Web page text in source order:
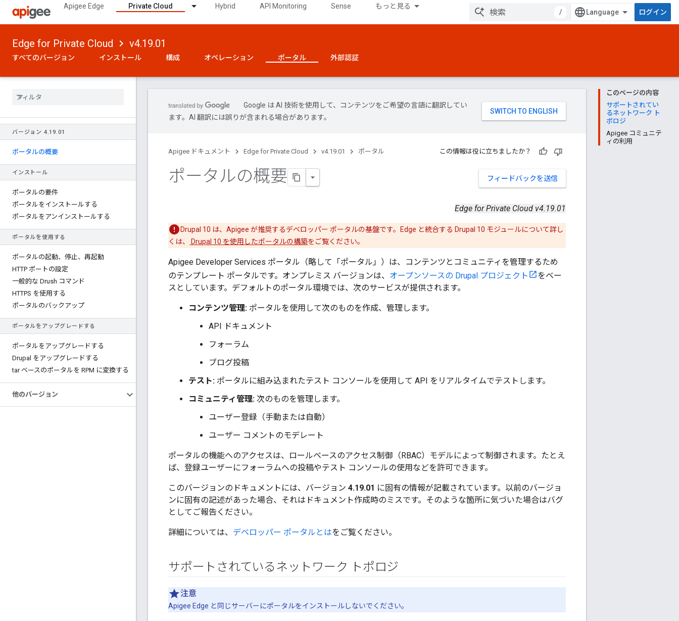
Apigee Edge Private Cloud Hybrid API Monitoring Sense もっと見る
/ ログイン
Edge for Private Cloud v4.19.01
すべてのバージョン インストール 構成 オペレーション ポータル 外部認証
バージョン 4.19.01
ポータルの概要
インストール
ポータルの要件
ポータルをインストールする
ポータルをアンインストールする
ポータルを使用する
ポータルの起動、停止、再起動
HTTP ポートの設定
一般的な Drush コマンド
HTTPS を使用する
ポータルのバックアップ
ポータルをアップグレードする
ポータルをアップグレードする
Drupal をアップグレードする
tar ベースのポータルを RPM に変換する
他のバージョン
このページの内容
サポートされてい
るネットワーク ト
ポロジ
Apigee コミュニテ
ィの利用
Google は AI 技術を使用して、コンテンツをご希望の言語に翻訳してい
ます。AI 翻訳には誤りが含まれる場合があります。
Apigee ドキュメント Edge for Private Cloud v4.19.01 ポータル この情報は役に立ちましたか？
フィードバックを送信
ポータルの概要
Edge for Private Cloud v4.19.01
Drupal 10 は、Apigee が推奨するデベロッパー ポータルの基盤です。Edge と統合する Drupal 10 モジュールについて詳し
くは、
Drupal 10 を使用したポータルの構築をご覧ください。
Apigee Developer Services ポータル（略して「ポータル」 ）は、コンテンツとコミュニティを管理するため
のテンプレート ポータルです。オンプレミス バージョンは、 オープンソースの Drupal プロジェクト
をベー
スとしています。デフォルトのポータル環境では、次のサービスが提供されます。
コンテンツ管理: ポータルを使用して次のものを作成、管理します。
API ドキュメント
フォーラム
ブログ投稿
テスト: ポータルに組み込まれたテスト コンソールを使用して API をリアルタイムでテストします。
コミュニティ管理: 次のものを管理します。
ユーザー登録（手動または自動）
ユーザー コメントのモデレート
ポータルの機能へのアクセスは、ロールベースのアクセス制御（RBAC）モデルによって制御されます。たとえ
ば、登録ユーザーにフォーラムへの投稿やテスト コンソールの使用などを許可できます。
このバージョンのドキュメントには、バージョン 4.19.01 に固有の情報が記載されています。以前のバージョ
ンに固有の記述があった場合、それはドキュメント作成時のミスです。そのような箇所に気づいた場合はバグ
としてご報告ください。
詳細については、 デベロッパー ポータルとはをご覧ください。
サポートされているネットワーク トポロジ
注意
Apigee Edge と同じサーバーにポータルをインストールしないでください。